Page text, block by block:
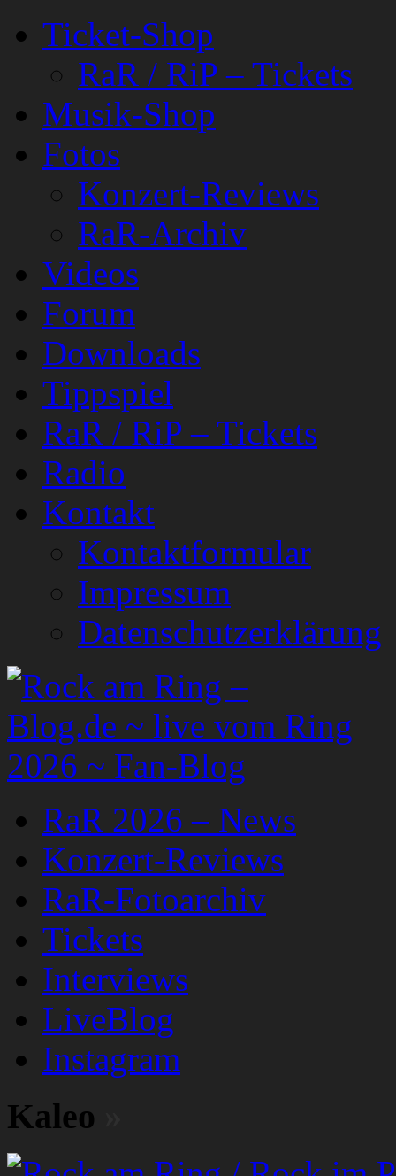
Ticket-Shop
RaR / RiP – Tickets
Musik-Shop
Fotos
Konzert-Reviews
RaR-Archiv
Videos
Forum
Downloads
Tippspiel
RaR / RiP – Tickets
Radio
Kontakt
Kontaktformular
Impressum
Datenschutzerklärung
RaR 2026 – News
Konzert-Reviews
RaR-Fotoarchiv
Tickets
Interviews
LiveBlog
Instagram
Kaleo